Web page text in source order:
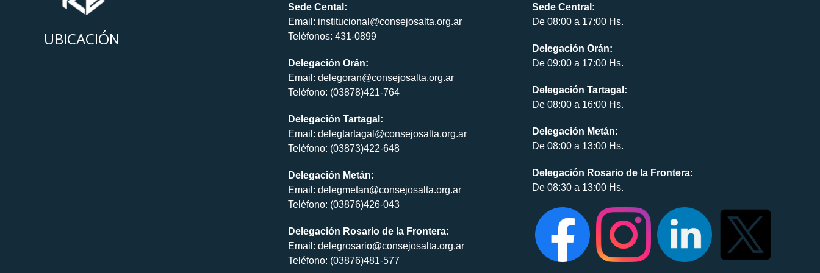
UBICACIÓN
Sede Cental:
Email: institucional@consejosalta.org.ar
Teléfonos: 431-0899
Delegación Orán:
Email: delegoran@consejosalta.org.ar
Teléfono: (03878)421-764
Delegación Tartagal:
Email: delegtartagal@consejosalta.org.ar
Teléfono: (03873)422-648
Delegación Metán:
Email: delegmetan@consejosalta.org.ar
Teléfono: (03876)426-043
Delegación Rosario de la Frontera:
Email: delegrosario@consejosalta.org.ar
Teléfono: (03876)481-577
Sede Central:
De 08:00 a 17:00 Hs.
Delegación Orán:
De 09:00 a 17:00 Hs.
Delegación Tartagal:
De 08:00 a 16:00 Hs.
Delegación Metán:
De 08:00 a 13:00 Hs.
Delegación Rosario de la Frontera:
De 08:30 a 13:00 Hs.